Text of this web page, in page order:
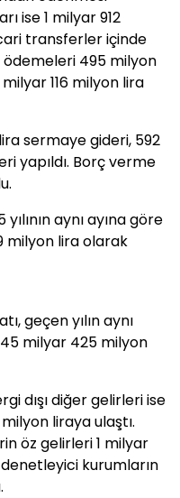
ise 1 milyar 912
transferler içinde
495 milyon
116 milyon lira
sermaye gideri, 592
yapıldı. Borç verme
aynı ayına göre
milyon lira olarak
geçen yılın aynı
milyar 425 milyon
dışı diğer gelirleri ise
liraya ulaştı.
öz gelirleri 1 milyar
kurumların